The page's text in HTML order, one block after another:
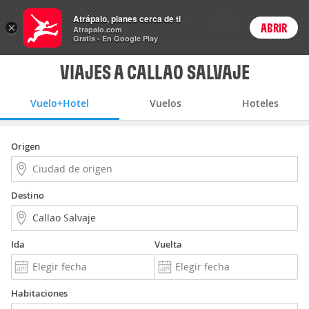
Vuelo+Hotel Precios enPeso
ARSCambiar moneda
Login
VIAJES A CALLAO SALVAJE
Vuelo+Hotel Vuelos Hoteles
Origen
Destino
Ida Vuelta
Habitaciones
×
Atrápalo, planes cerca de ti
Atrapalo.com
Gratis - En Google Play
ABRIR